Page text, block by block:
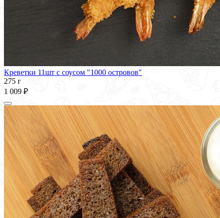
Креветки 11шт с соусом "1000 островов"
275 г
1 009 ₽